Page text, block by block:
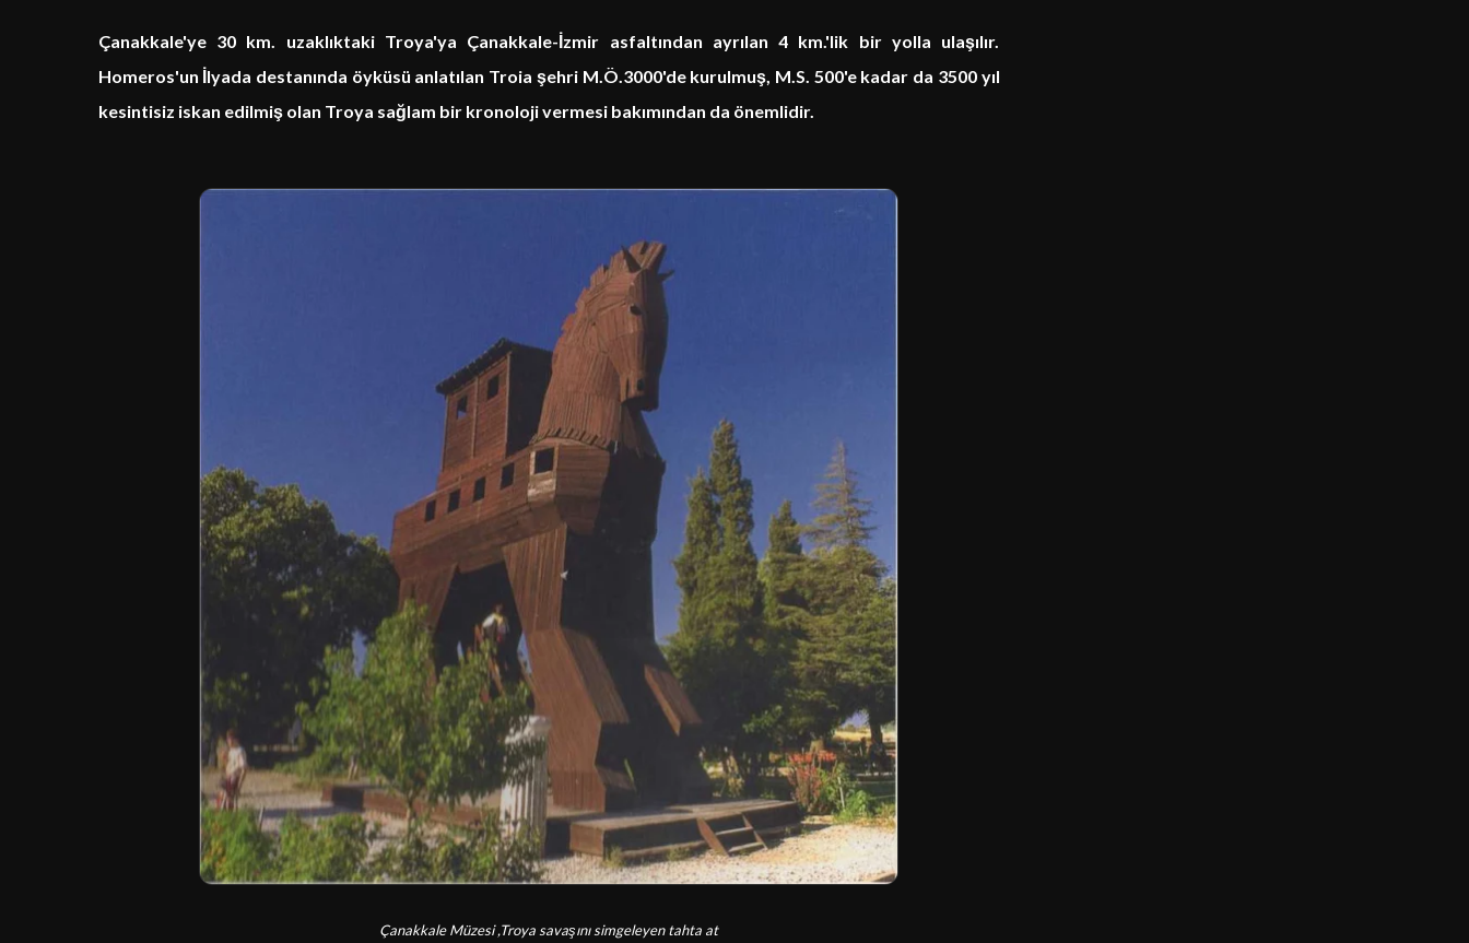
Çanakkale'ye 30 km. uzaklıktaki Troya'ya Çanakkale-İzmir asfaltından ayrılan 4 km.'lik bir yolla ulaşılır.
Homeros'un İlyada destanında öyküsü anlatılan Troia şehri M.Ö.3000'de kurulmuş, M.S. 500'e kadar da 3500 yıl
kesintisiz iskan edilmiş olan Troya sağlam bir kronoloji vermesi bakımından da önemlidir.
Çanakkale Müzesi ,Troya savaşını simgeleyen tahta at